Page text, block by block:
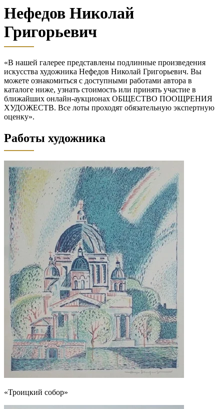
Нефедов Николай
Григорьевич
«В нашей галерее представлены подлинные произведения
искусства художника Нефедов Николай Григорьевич. Вы
можете ознакомиться с доступными работами автора в
каталоге ниже, узнать стоимость или принять участие в
ближайших онлайн-аукционах ОБЩЕСТВО ПООЩРЕНИЯ
ХУДОЖЕСТВ. Все лоты проходят обязательную экспертную
оценку».
Работы художника
«Троицкий собор»